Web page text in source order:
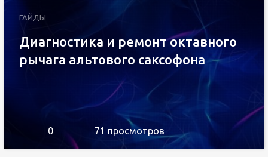
ГАЙДЫ
Диагностика и ремонт октавного
рычага альтового саксофона
0 71 просмотров